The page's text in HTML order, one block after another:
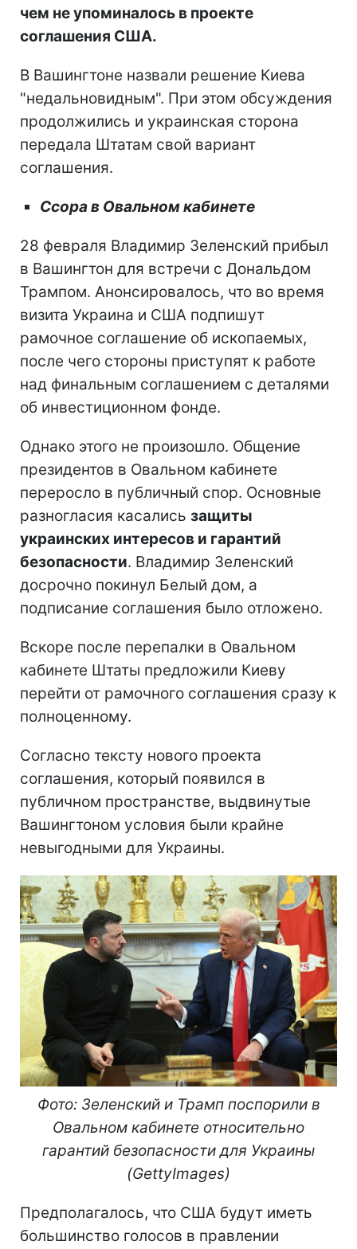
чем не упоминалось в проекте
соглашения США.
В Вашингтоне назвали решение Киева
"недальновидным". При этом обсуждения
продолжились и украинская сторона
передала Штатам свой вариант
соглашения.
Ссора в Овальном кабинете
28 февраля Владимир Зеленский прибыл
в Вашингтон для встречи с Дональдом
Трампом. Анонсировалось, что во время
визита Украина и США подпишут
рамочное соглашение об ископаемых,
после чего стороны приступят к работе
над финальным соглашением с деталями
об инвестиционном фонде.
Однако этого не произошло. Общение
президентов в Овальном кабинете
переросло в публичный спор. Основные
разногласия касались защиты
украинских интересов и гарантий
безопасности. Владимир Зеленский
досрочно покинул Белый дом, а
подписание соглашения было отложено.
Вскоре после перепалки в Овальном
кабинете Штаты предложили Киеву
перейти от рамочного соглашения сразу к
полноценному.
Согласно тексту нового проекта
соглашения, который появился в
публичном пространстве, выдвинутые
Вашингтоном условия были крайне
невыгодными для Украины.
Фото: Зеленский и Трамп поспорили в
Овальном кабинете относительно
гарантий безопасности для Украины
(GettyImages)
Предполагалось, что США будут иметь
большинство голосов в правлении